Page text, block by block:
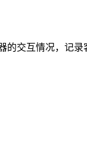
交互情况，记